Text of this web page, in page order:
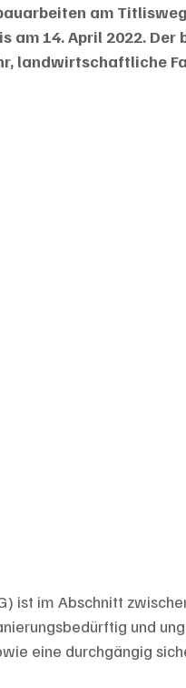
am
am 14. April 2022.
landwirtschaftliche
ist im Abschnitt
und
eine durchgängig